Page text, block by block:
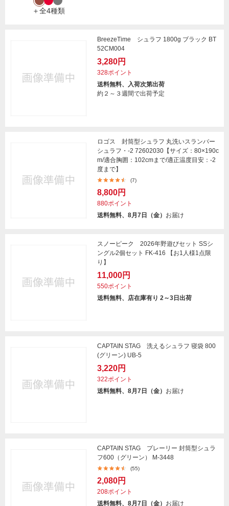
＋全4種類
BreezeTime シュラフ 1800g ブラック BT
52CM004
3,280円
328ポイント
送料無料、入荷次第出荷
約２～３週間で出荷予定
ロゴス 封筒型シュラフ 丸洗いスランバー
シュラフ・-2 72602030【サイズ：80×190c
m/適合胸囲：102cmまで/適正温度目安：-2
度まで】
(7)
8,800円
880ポイント
送料無料、8月7日（金） お届け
スノーピーク 2026年野遊びセット SSシ
ングル2個セット FK-416 【お1人様1点限
り】
11,000円
550ポイント
送料無料、店在庫有り 2～3日出荷
CAPTAIN STAG 洗えるシュラフ 寝袋 800
(グリーン) UB-5
3,220円
322ポイント
送料無料、8月7日（金） お届け
CAPTAIN STAG プレーリー 封筒型シュラ
フ600（グリーン） M-3448
(55)
2,080円
208ポイント
送料無料、8月7日（金） お届け